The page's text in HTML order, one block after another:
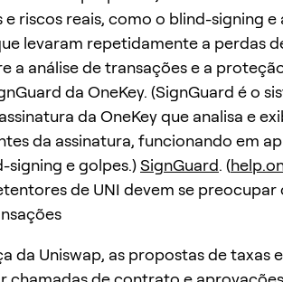
riscos reais, como o blind-signing e
levaram repetidamente a perdas
a análise de transações e a
da OneKey. (SignGuard é o
da OneKey que analisa e
da assinatura, funcionando em
signing e golpes.)SignGuard. (
de UNI devem se preocupar
da Uniswap, as propostas de taxas